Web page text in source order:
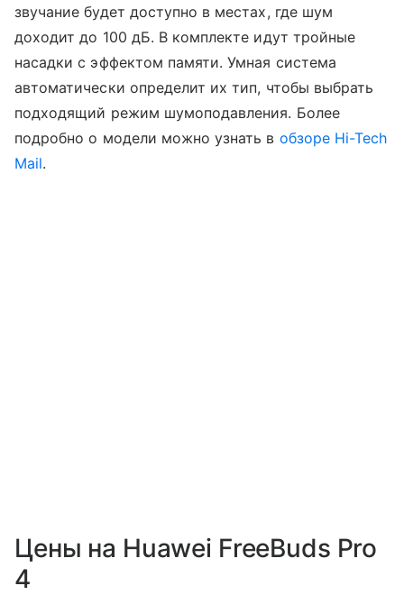
звучание будет доступно в местах, где шум
доходит до 100 дБ. В комплекте идут тройные
насадки с эффектом памяти. Умная система
автоматически определит их тип, чтобы выбрать
подходящий режим шумоподавления. Более
подробно о модели можно узнать в обзоре Hi-Tech
Mail.
Цены на Huawei FreeBuds Pro
4